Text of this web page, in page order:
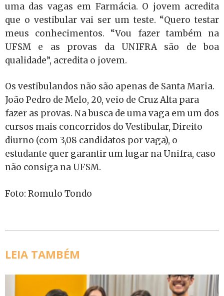
uma das vagas em Farmácia. O jovem acredita
que o vestibular vai ser um teste. “Quero testar
meus conhecimentos. “Vou fazer também na
UFSM e as provas da UNIFRA são de boa
qualidade”, acredita o jovem.
Os vestibulandos não são apenas de Santa Maria.
João Pedro de Melo, 20, veio de Cruz Alta para
fazer as provas. Na busca de uma vaga em um dos
cursos mais concorridos do Vestibular, Direito
diurno (com 3,08 candidatos por vaga), o
estudante quer garantir um lugar na Unifra, caso
não consiga na UFSM.
Foto: Romulo Tondo
LEIA TAMBÉM